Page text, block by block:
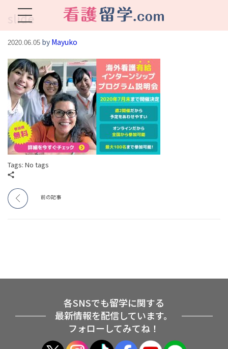
看護留学.com
slide
2020.06.05 by Mayuko
Tags: No tags
前の記事
各SNSでも留学に関する
最新情報を配信しています。
フォローしてみてね！